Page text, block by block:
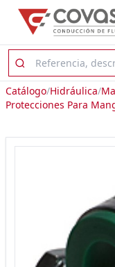
Catálogo/Hidráulica/
Protecciones Para